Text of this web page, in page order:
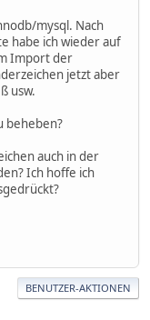
mysql. Nach
habe ich wieder auf
Import der
jetzt aber
usw.
beheben?
auch in der
Ich hoffe ich
BENUTZER-AKTIONEN